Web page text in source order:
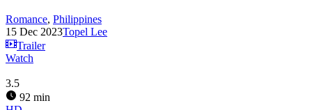
Romance, Philippines
15 Dec 2023Topel Lee
Trailer
Watch
3.5
92 min